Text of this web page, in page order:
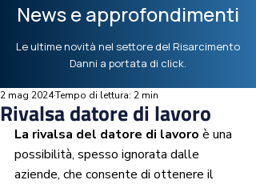
News e approfondimenti
Le ultime novità nel settore del Risarcimento
Danni a portata di click.
Rivalsa datore di lavoro
2 mag 2024Tempo di lettura: 2 min
La rivalsa del datore di lavoro è una
possibilità, spesso ignorata dalle
aziende, che consente di ottenere il